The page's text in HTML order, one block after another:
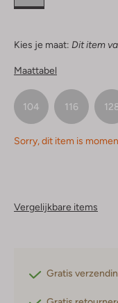
Kies je maat: Dit item
Maattabel
104 116
Sorry, dit item is
Vergelijkbare items
Gratis